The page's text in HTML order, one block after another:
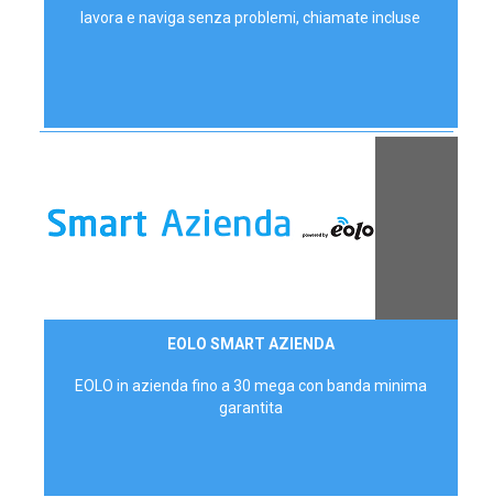
lavora e naviga senza problemi, chiamate incluse
EOLO SMART AZIENDA
EOLO in azienda fino a 30 mega con banda minima
garantita